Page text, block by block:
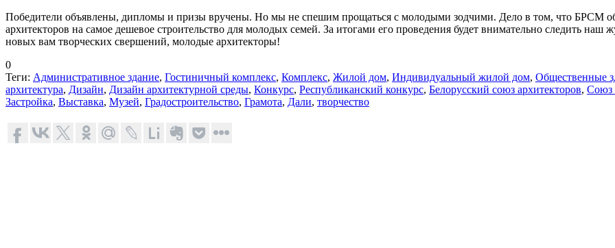
Победители объявлены, дипломы и призы вручены. Но мы не спешим прощаться с молодыми зодчими. Дело в том, что БРСМ
архитекторов на самое дешевое строительство для молодых семей. За итогами его проведения будет внимательно следить наш
новых вам творческих свершений, молодые архитекторы!
0
Теги: Административное здание, Гостиничный комплекс, Комплекс, Жилой дом, Индивидуальный жилой дом, Общественные
архитектура, Дизайн, Дизайн архитектурной среды, Конкурс, Республиканский конкурс, Белорусский союз архитекторов, Союз
Застройка, Выставка, Музей, Градостроительство, Грамота, Дали, творчество